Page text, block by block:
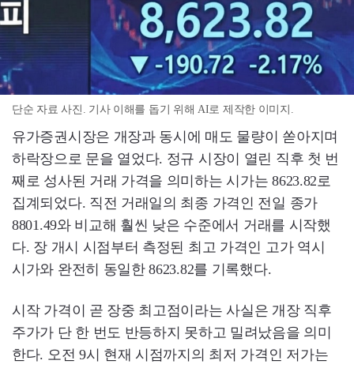
단순 자료 사진. 기사 이해를 돕기 위해 AI로 제작한 이미지.
유가증권시장은 개장과 동시에 매도 물량이 쏟아지며
하락장으로 문을 열었다. 정규 시장이 열린 직후 첫 번
째로 성사된 거래 가격을 의미하는 시가는 8623.82로
집계되었다. 직전 거래일의 최종 가격인 전일 종가
8801.49와 비교해 훨씬 낮은 수준에서 거래를 시작했
다. 장 개시 시점부터 측정된 최고 가격인 고가 역시
시가와 완전히 동일한 8623.82를 기록했다.
시작 가격이 곧 장중 최고점이라는 사실은 개장 직후
주가가 단 한 번도 반등하지 못하고 밀려났음을 의미
한다. 오전 9시 현재 시점까지의 최저 가격인 저가는